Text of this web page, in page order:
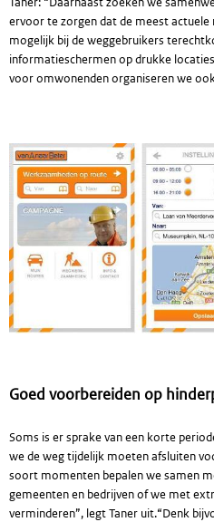
ervoor te zorgen dat de meest
mogelijk bij de weggebruikers
informatieschermen op drukke
voor omwonenden organiseren we
Goed voorbereiden op
Soms is er sprake van een korte
we de weg tijdelijk moeten afsluiten
soort momenten bepalen we samen
gemeenten en bedrijven of we met
verminderen”, legt Taner uit.“Denk